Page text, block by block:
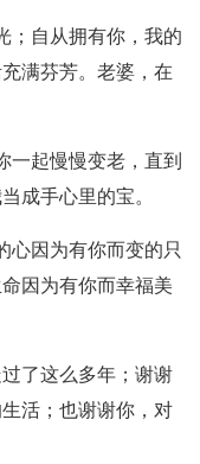
；自从拥有你，我的
满芬芳。老婆，在
一起慢慢变老，直到
成手心里的宝。
心因为有你而变的只
因为有你而幸福美
了这么多年；谢谢
活；也谢谢你，对